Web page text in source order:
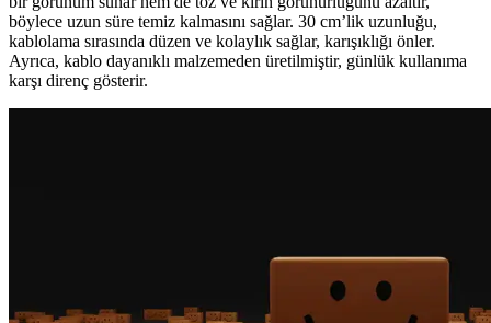
böylece uzun süre temiz kalmasını sağlar. 30 cm’lik uzunluğu,
kablolama sırasında düzen ve kolaylık sağlar, karışıklığı önler.
Ayrıca, kablo dayanıklı malzemeden üretilmiştir, günlük kullanıma
karşı direnç gösterir.